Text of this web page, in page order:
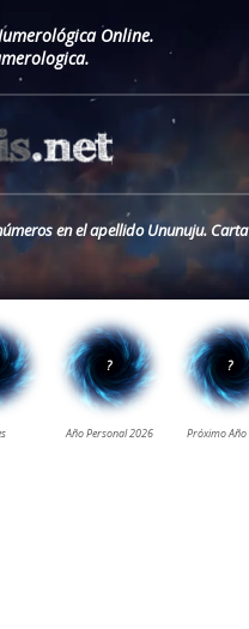
Online.
en el apellido Ununuju. Carta